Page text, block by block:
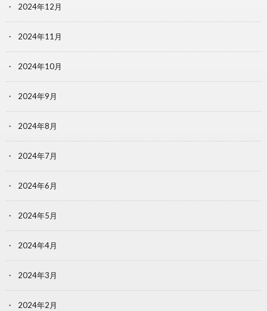
2024年12月
2024年11月
2024年10月
2024年9月
2024年8月
2024年7月
2024年6月
2024年5月
2024年4月
2024年3月
2024年2月